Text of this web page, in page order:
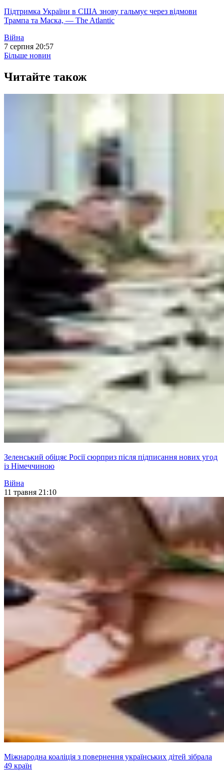
Підтримка України в США знову гальмує через відмови
Трампа та Маска, — The Atlantic
Війна
7 серпня 20:57
Більше новин
Читайте також
Зеленський обіцяє Росії сюрприз після підписання нових угод
із Німеччиною
Війна
11 травня 21:10
Міжнародна коаліція з повернення українських дітей зібрала
49 країн